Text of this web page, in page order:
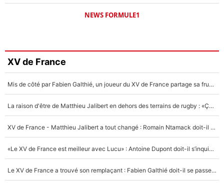
NEWS FORMULE1
XV de France
Mis de côté par Fabien Galthié, un joueur du XV de France partage sa frustration : «ils ne me l’ont pas dit tout de suite»
La raison d'être de Matthieu Jalibert en dehors des terrains de rugby : «Ça m'atteint autant que si tu touches à un membre de ma famille»
XV de France - Matthieu Jalibert a tout changé : Romain Ntamack doit-il s’inquiéter pour sa place à un an de la Coupe du monde ?
«Le XV de France est meilleur avec Lucu» : Antoine Dupont doit-il s’inquiéter pour sa place ?
Le XV de France a trouvé son remplaçant : Fabien Galthié doit-il se passer d'Antoine Dupont ?